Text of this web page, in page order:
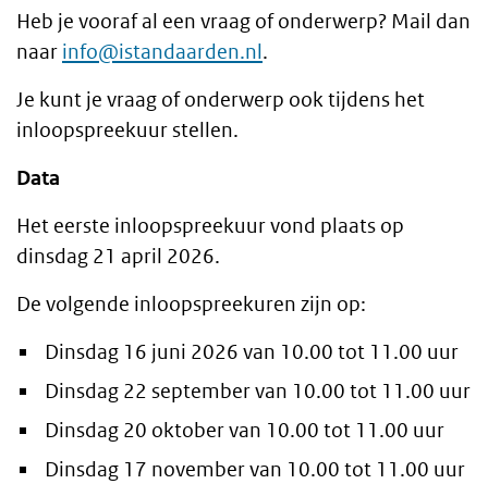
Heb je vooraf al een vraag of onderwerp? Mail dan
naar info@istandaarden.nl.
Je kunt je vraag of onderwerp ook tijdens het
inloopspreekuur stellen.
Data
Het eerste inloopspreekuur vond plaats op
dinsdag 21 april 2026.
De volgende inloopspreekuren zijn op:
Dinsdag 16 juni 2026 van 10.00 tot 11.00 uur
Dinsdag 22 september van 10.00 tot 11.00 uur
Dinsdag 20 oktober van 10.00 tot 11.00 uur
Dinsdag 17 november van 10.00 tot 11.00 uur